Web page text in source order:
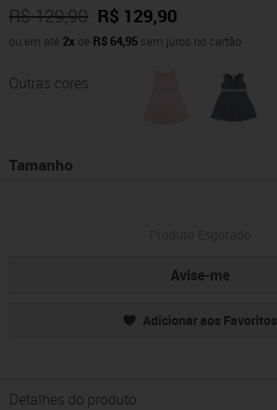
R$ 129,90 R$ 129,90
ou em até 2x de R$ 64,95 sem juros no cartão
Outras cores
Tamanho
Avise-me
Adicionar aos Favoritos
Detalhes do produto